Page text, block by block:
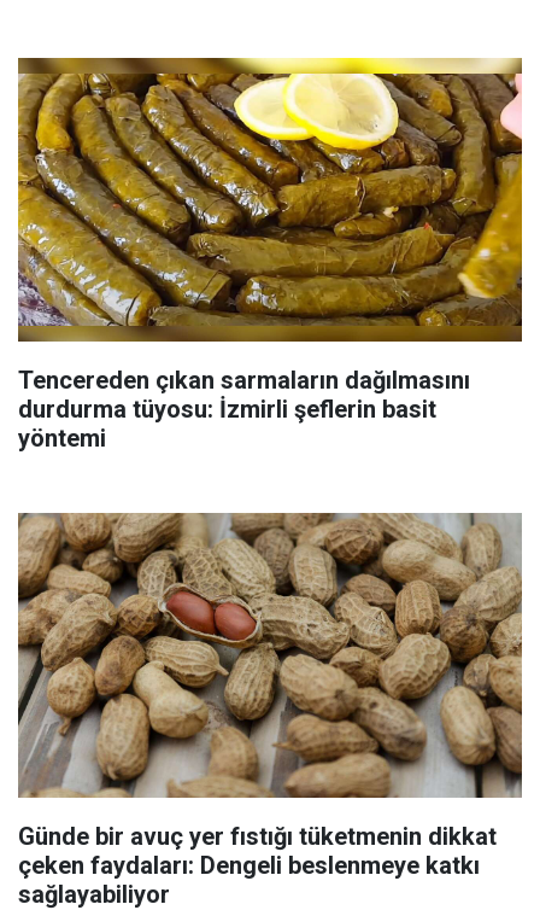
Tencereden çıkan sarmaların dağılmasını
durdurma tüyosu: İzmirli şeflerin basit
yöntemi
Günde bir avuç yer fıstığı tüketmenin dikkat
çeken faydaları: Dengeli beslenmeye katkı
sağlayabiliyor